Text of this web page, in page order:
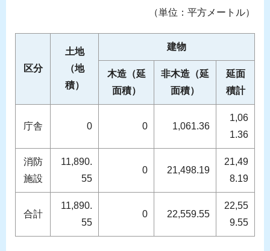
（単位：平方メートル）
区分
土地
（地
積）
建物
木造（延
面積）
非木造（延
面積）
延面
積計
庁舎 0 0 1,061.36
1,06
1.36
消防
施設
11,890.
55
0 21,498.19
21,49
8.19
合計
11,890.
55
0 22,559.55
22,55
9.55